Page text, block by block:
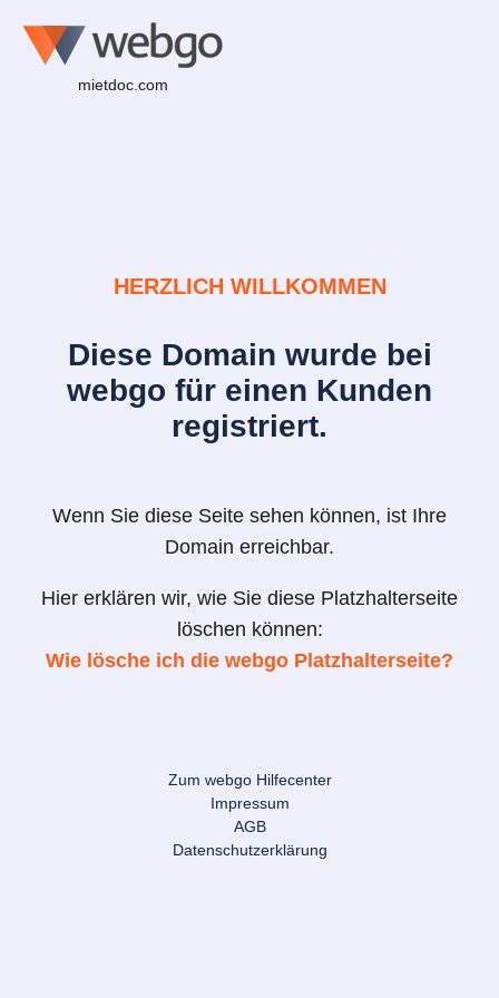
mietdoc.com
HERZLICH WILLKOMMEN
Diese Domain wurde bei
webgo für einen Kunden
registriert.
Wenn Sie diese Seite sehen können, ist Ihre
Domain erreichbar.
Hier erklären wir, wie Sie diese Platzhalterseite
löschen können:
Wie lösche ich die webgo Platzhalterseite?
Zum webgo Hilfecenter
Impressum
AGB
Datenschutzerklärung